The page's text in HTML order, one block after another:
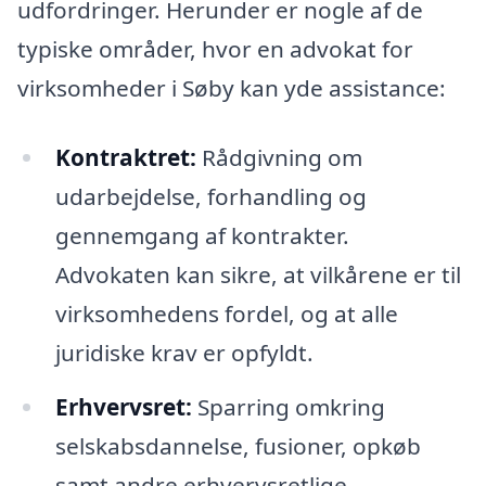
udfordringer. Herunder er nogle af de
typiske områder, hvor en advokat for
virksomheder i Søby kan yde assistance:
Kontraktret: Rådgivning om
udarbejdelse, forhandling og
gennemgang af kontrakter.
Advokaten kan sikre, at vilkårene er til
virksomhedens fordel, og at alle
juridiske krav er opfyldt.
Erhvervsret: Sparring omkring
selskabsdannelse, fusioner, opkøb